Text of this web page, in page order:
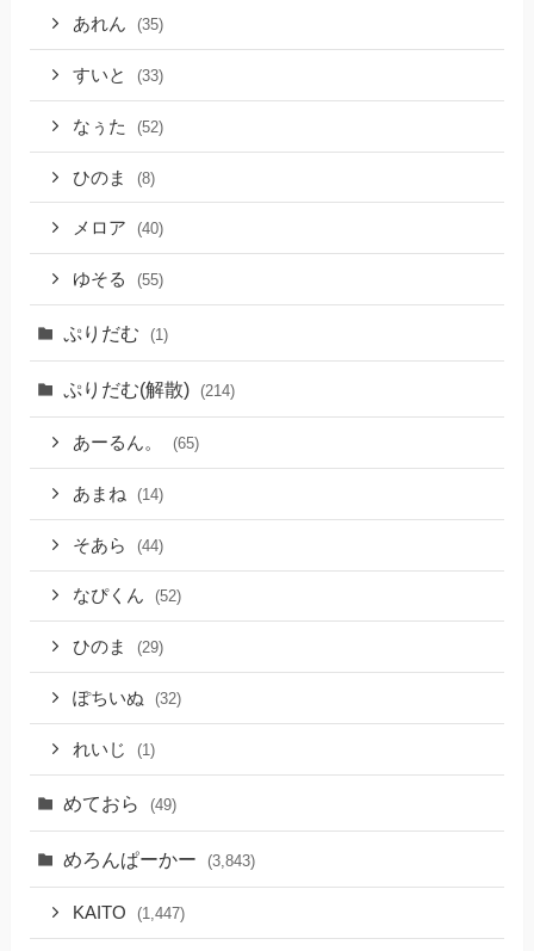
あれん (35)
すいと (33)
なぅた (52)
ひのま (8)
メロア (40)
ゆそる (55)
ぷりだむ (1)
ぷりだむ(解散) (214)
あーるん。 (65)
あまね (14)
そあら (44)
なぴくん (52)
ひのま (29)
ぽちいぬ (32)
れいじ (1)
めておら (49)
めろんぱーかー (3,843)
KAITO (1,447)